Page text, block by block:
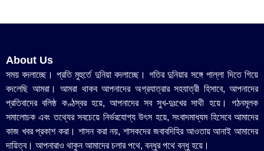
About Us
সময় বদলাচ্ছে। প্রতি মুহুর্তে দুনিয়া বদলাচ্ছে। গতির দুনিয়ার সঙ্গে পাল্লা দিতে গিয়ে
বদলেছি আমরা। আমরা থাকব আপনাদের অগ্রযাত্রার সহযাত্রী হিসাবে, আপনাদের
প্রতিবাদের বলিষ্ঠ কণ্ঠস্বর হয়ে, আপনাদের সব সুখ-দুঃখের সাথী হয়ে। গঠনমূলক
সমালোচক এবং তথ্যের সবচেয়ে নির্ভরযোগ্য উ‍ৎস হয়ে, সংবাদমাধ্যম হিসেবে আমাদের
কাজ খবর প্রকাশ করা। শাসন করা নয়, শাসকদের জবাবদিহির আওতায় আনাই আমাদের
দায়িত্ব। আপনারাও থাকুন আমাদের চলার পথে, বন্ধুর পথে বন্ধু হয়ে।